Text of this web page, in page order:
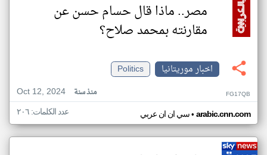
مصر.. ماذا قال حسام حسن عن
مقارنته بمحمد صلاح؟
اخبار موريتانيا
Politics
Oct 12, 2024
منذ سنة FG17QB
سي ان ان عربي• arabic.cnn.com عدد الكلمات: ٢٠٦